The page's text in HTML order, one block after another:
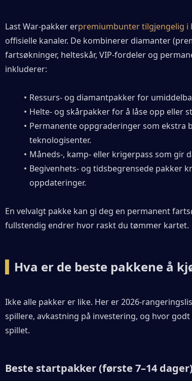
Last War-pakker erpremiumbunter tilgjengelig i
offisielle kanaler. De kombinerer diamanter
fartsøkninger, helteskår, VIP-fordeler og
inkluderer:
Ressurs- og diamantpakker for
Helte- og skårpakker for å låse opp eller
Permanente oppgraderinger som ekstra
teknologisenter.
Måneds-, kamp- eller krigerpass som gir
Begivenhets- og tidsbegrensede pakker
oppdateringer.
En velvalgt pakke kan gi deg en permanent
fullstendig endrer hvor raskt du tømmer kartet.
Hva er de beste pakkene å
Ikke alle pakker er like. Her er 2026-
spillere, avkastning på investering, og hvor
spillet.
Beste startpakker (første 7–14 dager)